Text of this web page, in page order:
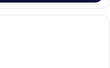
Ein ordentlich bezogenes Bett mit